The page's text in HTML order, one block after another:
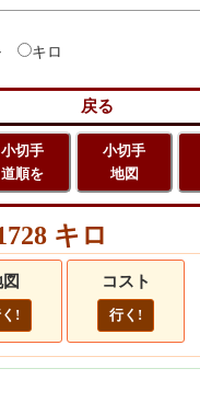
キロ
小切手
道順を
小切手
地図
キロ
!
コスト
行く!